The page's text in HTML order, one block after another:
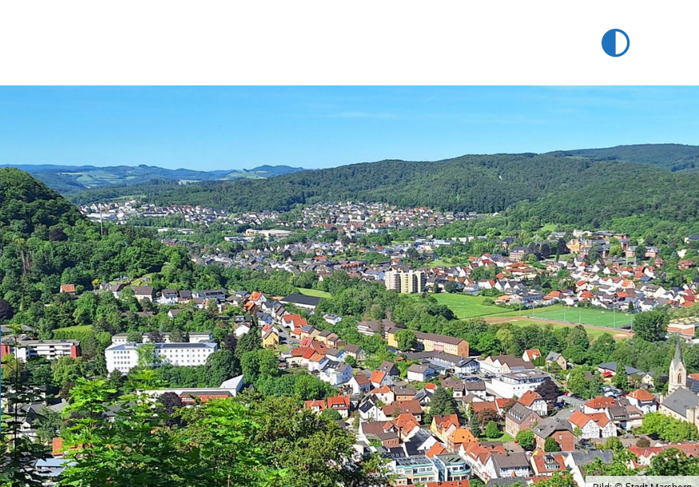
Bildmotiv in dieser Region: Blick aus der Vogelperspektive aus nordwestlicher Richtung auf die malerisch zwischen